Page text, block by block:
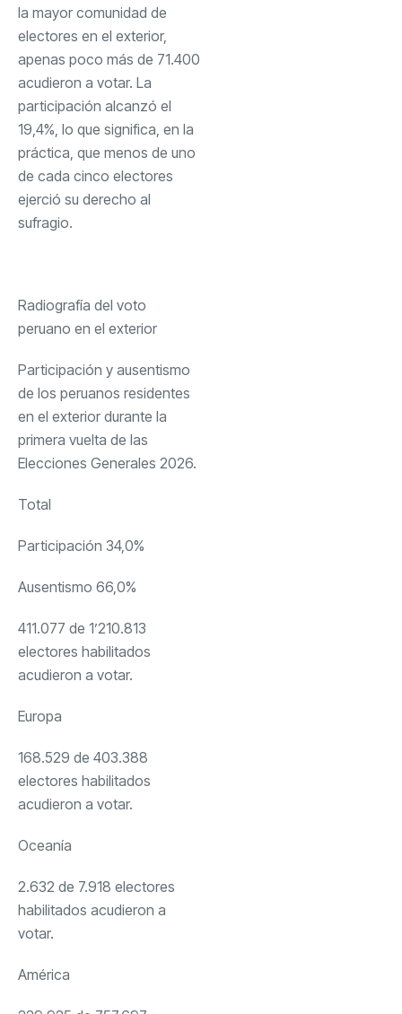
la mayor comunidad de
electores en el exterior,
apenas poco más de 71.400
acudieron a votar. La
participación alcanzó el
19,4%, lo que significa, en la
práctica, que menos de uno
de cada cinco electores
ejerció su derecho al
sufragio.
Radiografía del voto
peruano en el exterior
Participación y ausentismo
de los peruanos residentes
en el exterior durante la
primera vuelta de las
Elecciones Generales 2026.
Total
Participación 34,0%
Ausentismo 66,0%
411.077 de 1’210.813
electores habilitados
acudieron a votar.
Europa
168.529 de 403.388
electores habilitados
acudieron a votar.
Oceanía
2.632 de 7.918 electores
habilitados acudieron a
votar.
América